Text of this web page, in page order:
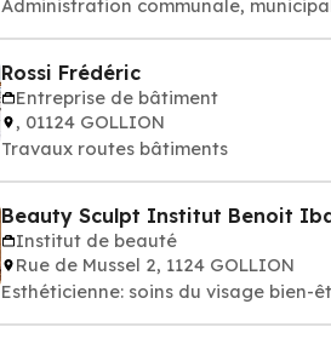
Administration communale,
Rossi Frédéric
Entreprise de bâtiment
, 01124 GOLLION
Travaux routes bâtiments
Beauty Sculpt Institut Benoit
Institut de beauté
Rue de Mussel 2, 1124 GOLLION
Esthéticienne: soins du